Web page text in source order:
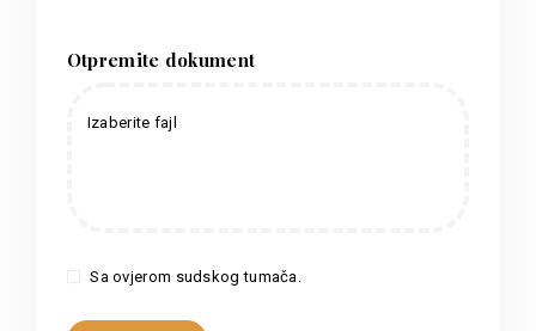
Otpremite dokument
Izaberite fajl
Sa ovjerom sudskog tumača.